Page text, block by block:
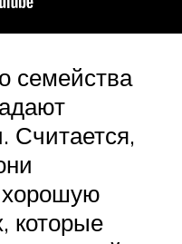
семейства
Считается,
хорошую
которые